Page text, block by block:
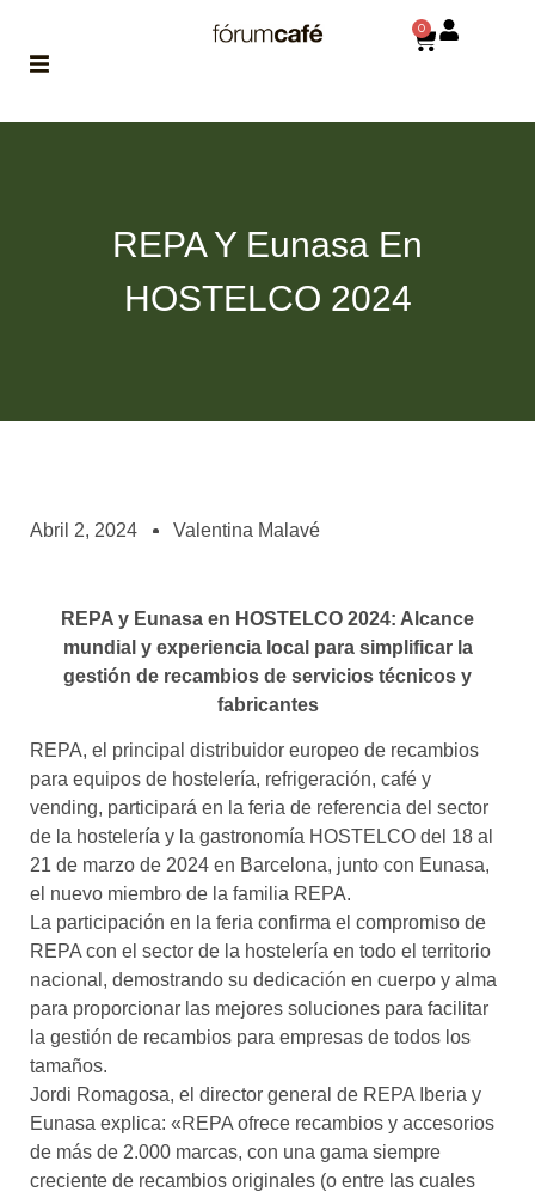
asociados
algo nuevo que
enseñarnos
BOLSA DE TRABAJO
¡te imaginas vivir de tu pasión
por el café?
CONTACTO
¡queremos saber
de ti!
0
REPA Y Eunasa En
HOSTELCO 2024
Abril 2, 2024 Valentina Malavé
REPA y Eunasa en HOSTELCO 2024: Alcance
mundial y experiencia local para simplificar la
gestión de recambios de servicios técnicos y
fabricantes
REPA, el principal distribuidor europeo de recambios
para equipos de hostelería, refrigeración, café y
vending, participará en la feria de referencia del sector
de la hostelería y la gastronomía HOSTELCO del 18 al
21 de marzo de 2024 en Barcelona, junto con Eunasa,
el nuevo miembro de la familia REPA.
La participación en la feria confirma el compromiso de
REPA con el sector de la hostelería en todo el territorio
nacional, demostrando su dedicación en cuerpo y alma
para proporcionar las mejores soluciones para facilitar
la gestión de recambios para empresas de todos los
tamaños.
Jordi Romagosa, el director general de REPA Iberia y
Eunasa explica: «REPA ofrece recambios y accesorios
de más de 2.000 marcas, con una gama siempre
creciente de recambios originales (o entre las cuales